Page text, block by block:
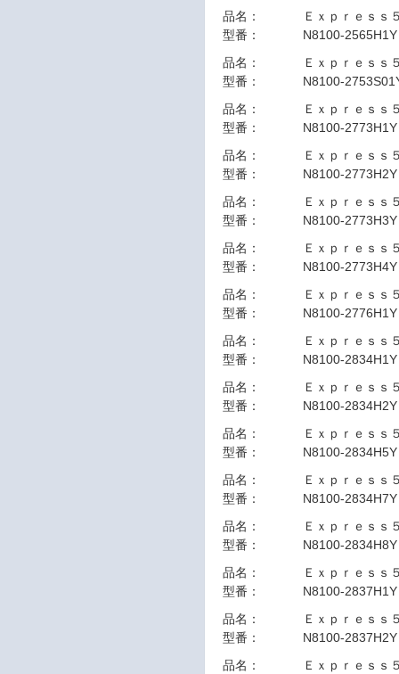
品名：
Ｅｘｐｒｅｓｓ
型番：
N8100-2565H1Y
品名：
Ｅｘｐｒｅｓｓ
型番：
N8100-
品名：
Ｅｘｐｒｅｓｓ
型番：
N8100-2773H1Y
品名：
Ｅｘｐｒｅｓｓ
型番：
N8100-2773H2Y
品名：
Ｅｘｐｒｅｓｓ
型番：
N8100-2773H3Y
品名：
Ｅｘｐｒｅｓｓ
型番：
N8100-2773H4Y
品名：
Ｅｘｐｒｅｓｓ
型番：
N8100-2776H1Y
品名：
Ｅｘｐｒｅｓｓ
型番：
N8100-2834H1Y
品名：
Ｅｘｐｒｅｓｓ
型番：
N8100-2834H2Y
品名：
Ｅｘｐｒｅｓｓ
型番：
N8100-2834H5Y
品名：
Ｅｘｐｒｅｓｓ
型番：
N8100-2834H7Y
品名：
Ｅｘｐｒｅｓｓ
型番：
N8100-2834H8Y
品名：
Ｅｘｐｒｅｓｓ
型番：
N8100-2837H1Y
品名：
Ｅｘｐｒｅｓｓ
型番：
N8100-2837H2Y
品名：
Ｅｘｐｒｅｓｓ